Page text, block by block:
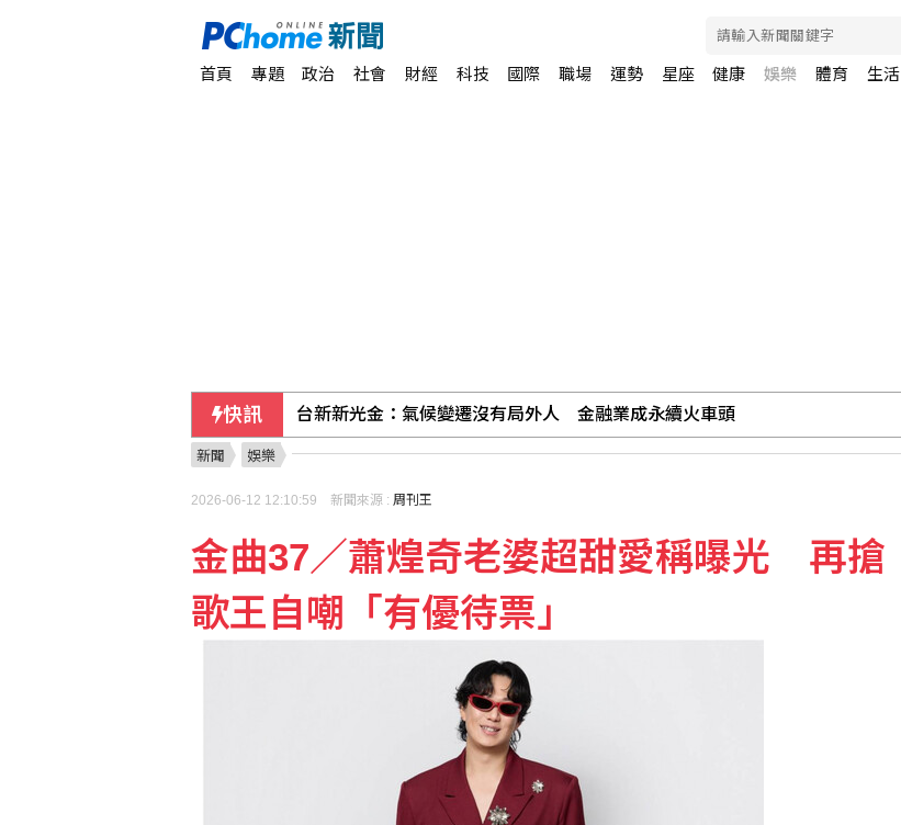
首頁 專題 政治 社會 財經 科技 國際 職場 運勢 星座 健康 娛樂 體育 生活
快訊 台新新光金：氣候變遷沒有局外人 金融業成永續火車頭
陳昱瑄詐慈濟10.6億遭爆曾任「中市府顧問」 官方回應：是法扶顧問
台股開高走低震盪逾880點 終場失守季線收44225點
新聞 娛樂
2026-06-12 12:10:59 新聞來源 : 周刊王
金曲37／蕭煌奇老婆超甜愛稱曝光 再搶
歌王自嘲「有優待票」